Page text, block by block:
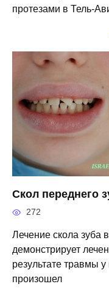
протезами в Тель-
Скол переднего
272
Лечение скола зуба
демонстрирует
результате травмы
произошел